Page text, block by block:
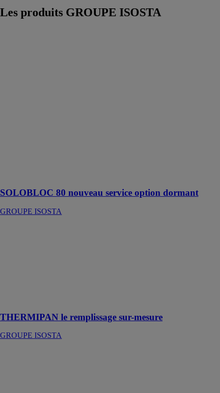
Les produits GROUPE ISOSTA
SOLOBLOC 80 nouveau service option dormant
GROUPE ISOSTA
THERMIPAN le remplissage sur-mesure
GROUPE ISOSTA